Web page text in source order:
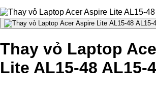
Thay vỏ Laptop
Lite AL15-48 AL15-